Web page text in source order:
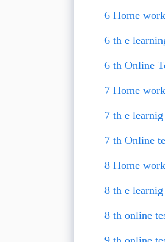
6 Home work
6 th e
6 th Online
7 Home work
7 th e
7 th Online
8 Home work
8 th e
8 th online